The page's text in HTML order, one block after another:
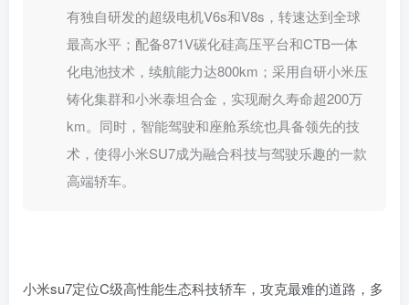
有独自研发的超级电机V6s和V8s，转速达到全球
最高水平；配备871V碳化硅高压平台和CTB一体
化电池技术，续航能力达800km；采用自研小米压
铸化集群和小米泰坦合金，实现耐久寿命超200万
km。同时，智能驾驶和座舱系统也具备领先的技
术，使得小米SU7成为融合科技与驾驶乐趣的一款
高端轿车。
小米su7定位C级高性能生态科技轿车，攻克最难的道路，多